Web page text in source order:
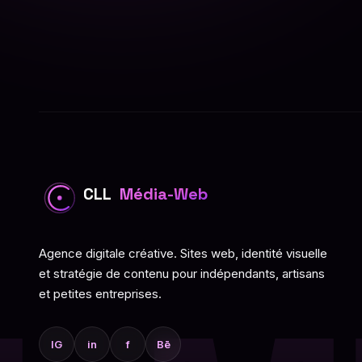
CLL Média-Web
Agence digitale créative. Sites web, identité visuelle
et stratégie de contenu pour indépendants, artisans
et petites entreprises.
IG in f Bē